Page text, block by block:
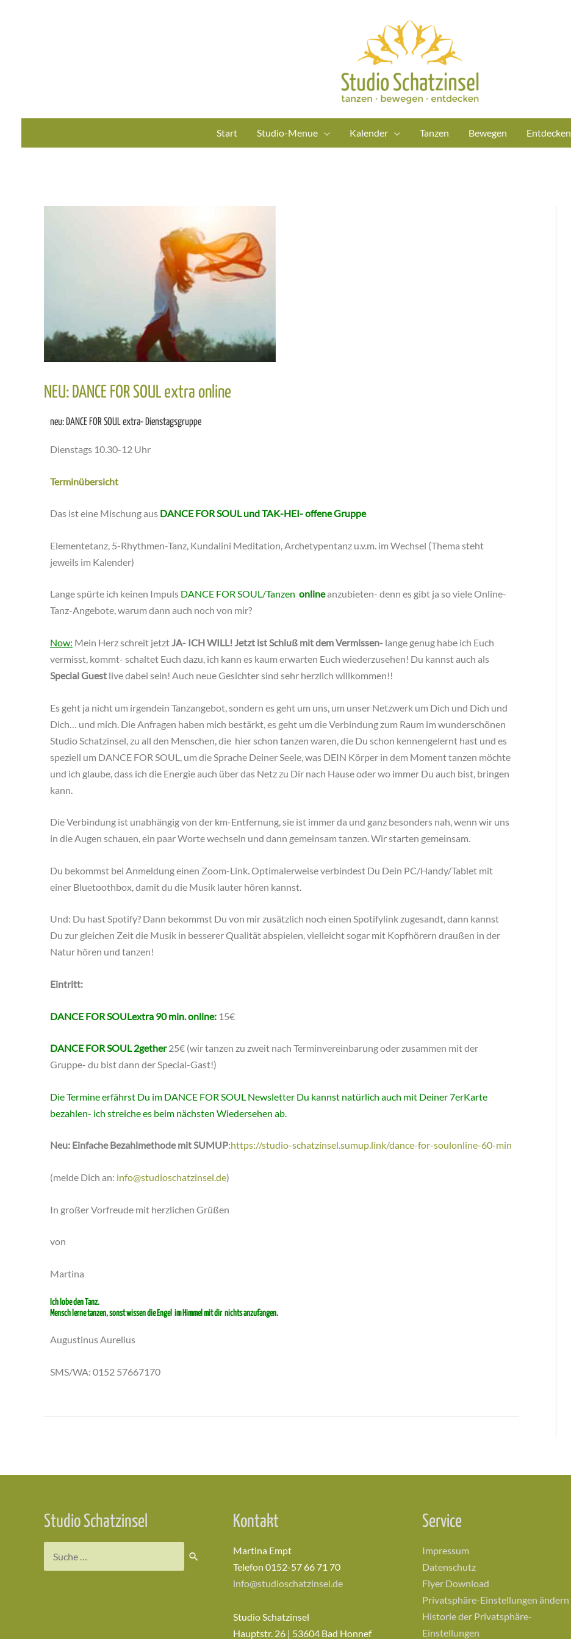
Start Studio-Menue Kalender Tanzen Bewegen Entdecken
NEU: DANCE FOR SOUL extra online
neu: DANCE FOR SOUL extra- Dienstagsgruppe
Dienstags 10.30-12 Uhr
Terminübersicht
Das ist eine Mischung aus DANCE FOR SOUL und TAK-HEI- offene Gruppe
Elementetanz, 5-Rhythmen-Tanz, Kundalini Meditation, Archetypentanz u.v.m. im Wechsel (Thema steht
jeweils im Kalender)
Lange spürte ich keinen Impuls DANCE FOR SOUL/Tanzen onlineanzubieten- denn es gibt ja so viele Online-
Tanz-Angebote, warum dann auch noch von mir?
Now: Mein Herz schreit jetztJA- ICH WILL!Jetzt ist Schluß mit dem Vermissen- lange genug habe ich Euch
vermisst, kommt- schaltet Euch dazu, ich kann es kaum erwarten Euch wiederzusehen! Du kannst auch als
Special Guest live dabei sein! Auch neue Gesichter sind sehr herzlich willkommen!!
Es geht ja nicht um irgendein Tanzangebot, sondern es geht um uns, um unser Netzwerk um Dich und Dich und
Dich… und mich. Die Anfragen haben mich bestärkt, es geht um die Verbindung zum Raum im wunderschönen
Studio Schatzinsel, zu all den Menschen, die hier schon tanzen waren, die Du schon kennengelernt hast und es
speziell um DANCE FOR SOUL, um die Sprache Deiner Seele, was DEIN Körper in dem Moment tanzen möchte
und ich glaube, dass ich die Energie auch über das Netz zu Dir nach Hause oder wo immer Du auch bist, bringen
kann.
Die Verbindung ist unabhängig von der km-Entfernung, sie ist immer da und ganz besonders nah, wenn wir uns
in die Augen schauen, ein paar Worte wechseln und dann gemeinsam tanzen. Wir starten gemeinsam.
Du bekommst bei Anmeldung einen Zoom-Link. Optimalerweise verbindest Du Dein PC/Handy/Tablet mit
einer Bluetoothbox, damit du die Musik lauter hören kannst.
Und: Du hast Spotify? Dann bekommst Du von mir zusätzlich noch einen Spotifylink zugesandt, dann kannst
Du zur gleichen Zeit die Musik in besserer Qualität abspielen, vielleicht sogar mit Kopfhörern draußen in der
Natur hören und tanzen!
Eintritt:
DANCE FOR SOULextra 90 min. online: 15€
DANCE FOR SOUL 2gether 25€ (wir tanzen zu zweit nach Terminvereinbarung oder zusammen mit der
Gruppe- du bist dann der Special-Gast!)
Die Termine erfährst Du im DANCE FOR SOUL Newsletter Du kannst natürlich auch mit Deiner 7erKarte
bezahlen- ich streiche es beim nächsten Wiedersehen ab.
Neu: Einfache Bezahlmethode mit SUMUP:https://studio-schatzinsel.sumup.link/dance-for-soulonline-60-min
(melde Dich an: info@studioschatzinsel.de)
In großer Vorfreude mit herzlichen Grüßen
von
Martina
Ich lobe den Tanz.
Mensch lerne tanzen, sonst wissen die Engel im Himmel mit dir nichts anzufangen.
Augustinus Aurelius
SMS/WA: 0152 57667170
Studio Schatzinsel Kontakt
Martina Empt
Telefon 0152-57 66 71 70
info@studioschatzinsel.de
Studio Schatzinsel
Hauptstr. 26 | 53604 Bad Honnef
Service
Impressum
Datenschutz
Flyer Download
Privatsphäre-Einstellungen ändern
Historie der Privatsphäre-
Einstellungen